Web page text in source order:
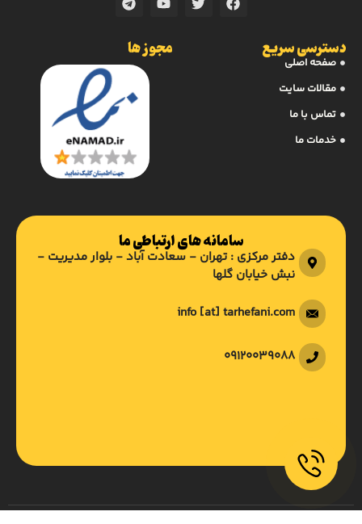
دسترسی سریع
صفحه اصلی
مقالات سایت
تماس با ما
خدمات ما
مجوز ها
سامانه های ارتباطی ما
دفتر مرکزی : تهران - سعادت آباد - بلوار مدیریت -
نبش خیابان گلها
info [at] tarhefani.com
09120039088